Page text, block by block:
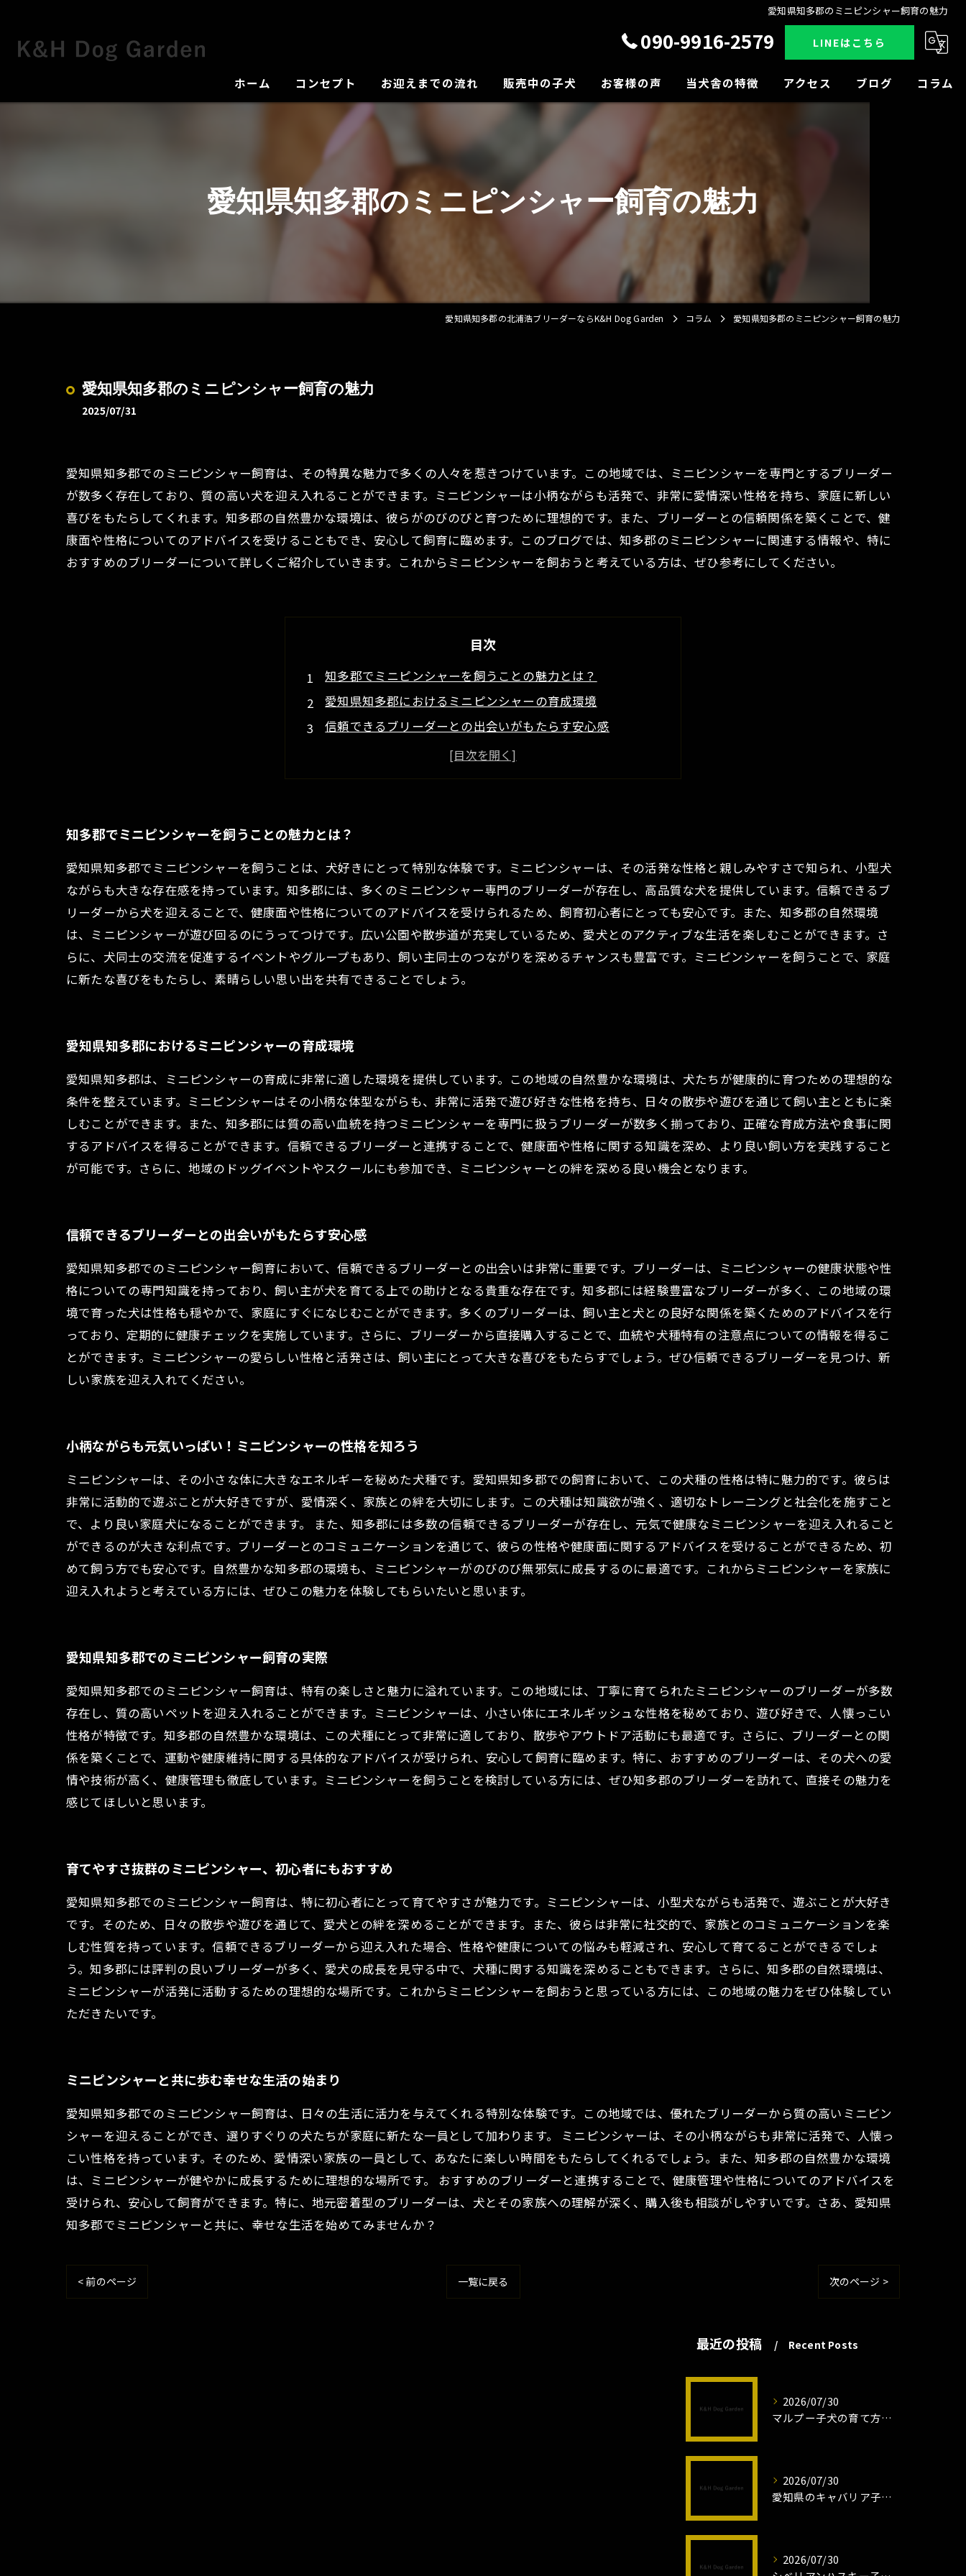
愛知県知多郡のミニピンシャー飼育の魅力
090-9916-2579 LINEはこちら
ホーム コンセプト
犬舎の紹介
お迎えまでの流れ 販売中の子犬 お客様の声 当犬舎の特徴
小型犬
中型犬
大型犬
アクセス ブログ コラム
愛知県知多郡のミニピンシャー飼育の魅力
愛知県知多郡の北浦浩ブリーダーならK&H Dog Garden コラム 愛知県知多郡のミニピンシャー飼育の魅力
愛知県知多郡のミニピンシャー飼育の魅力
2025/07/31
愛知県知多郡でのミニピンシャー飼育は、その特異な魅力で多くの人々を惹きつけています。この地域では、ミニピンシャーを専門とするブリーダー
が数多く存在しており、質の高い犬を迎え入れることができます。ミニピンシャーは小柄ながらも活発で、非常に愛情深い性格を持ち、家庭に新しい
喜びをもたらしてくれます。知多郡の自然豊かな環境は、彼らがのびのびと育つために理想的です。また、ブリーダーとの信頼関係を築くことで、健
康面や性格についてのアドバイスを受けることもでき、安心して飼育に臨めます。このブログでは、知多郡のミニピンシャーに関連する情報や、特に
おすすめのブリーダーについて詳しくご紹介していきます。これからミニピンシャーを飼おうと考えている方は、ぜひ参考にしてください。
目次
知多郡でミニピンシャーを飼うことの魅力とは？
愛知県知多郡におけるミニピンシャーの育成環境
信頼できるブリーダーとの出会いがもたらす安心感
小柄ながらも元気いっぱい！ミニピンシャーの性格を知ろう
ミニピンシャーと共に歩む幸せな生活の始まり
知多郡でミニピンシャーを飼うことの魅力とは？
愛知県知多郡でミニピンシャーを飼うことは、犬好きにとって特別な体験です。ミニピンシャーは、その活発な性格と親しみやすさで知られ、小型犬
ながらも大きな存在感を持っています。知多郡には、多くのミニピンシャー専門のブリーダーが存在し、高品質な犬を提供しています。信頼できるブ
リーダーから犬を迎えることで、健康面や性格についてのアドバイスを受けられるため、飼育初心者にとっても安心です。また、知多郡の自然環境
は、ミニピンシャーが遊び回るのにうってつけです。広い公園や散歩道が充実しているため、愛犬とのアクティブな生活を楽しむことができます。さ
らに、犬同士の交流を促進するイベントやグループもあり、飼い主同士のつながりを深めるチャンスも豊富です。ミニピンシャーを飼うことで、家庭
に新たな喜びをもたらし、素晴らしい思い出を共有できることでしょう。
愛知県知多郡におけるミニピンシャーの育成環境
愛知県知多郡は、ミニピンシャーの育成に非常に適した環境を提供しています。この地域の自然豊かな環境は、犬たちが健康的に育つための理想的な
条件を整えています。ミニピンシャーはその小柄な体型ながらも、非常に活発で遊び好きな性格を持ち、日々の散歩や遊びを通じて飼い主とともに楽
しむことができます。また、知多郡には質の高い血統を持つミニピンシャーを専門に扱うブリーダーが数多く揃っており、正確な育成方法や食事に関
するアドバイスを得ることができます。信頼できるブリーダーと連携することで、健康面や性格に関する知識を深め、より良い飼い方を実践すること
が可能です。さらに、地域のドッグイベントやスクールにも参加でき、ミニピンシャーとの絆を深める良い機会となります。
信頼できるブリーダーとの出会いがもたらす安心感
愛知県知多郡でのミニピンシャー飼育において、信頼できるブリーダーとの出会いは非常に重要です。ブリーダーは、ミニピンシャーの健康状態や性
格についての専門知識を持っており、飼い主が犬を育てる上での助けとなる貴重な存在です。知多郡には経験豊富なブリーダーが多く、この地域の環
境で育った犬は性格も穏やかで、家庭にすぐになじむことができます。多くのブリーダーは、飼い主と犬との良好な関係を築くためのアドバイスを行
っており、定期的に健康チェックを実施しています。さらに、ブリーダーから直接購入することで、血統や犬種特有の注意点についての情報を得るこ
とができます。ミニピンシャーの愛らしい性格と活発さは、飼い主にとって大きな喜びをもたらすでしょう。ぜひ信頼できるブリーダーを見つけ、新
しい家族を迎え入れてください。
小柄ながらも元気いっぱい！ミニピンシャーの性格を知ろう
ミニピンシャーは、その小さな体に大きなエネルギーを秘めた犬種です。愛知県知多郡での飼育において、この犬種の性格は特に魅力的です。彼らは
非常に活動的で遊ぶことが大好きですが、愛情深く、家族との絆を大切にします。この犬種は知識欲が強く、適切なトレーニングと社会化を施すこと
で、より良い家庭犬になることができます。 また、知多郡には多数の信頼できるブリーダーが存在し、元気で健康なミニピンシャーを迎え入れること
ができるのが大きな利点です。ブリーダーとのコミュニケーションを通じて、彼らの性格や健康面に関するアドバイスを受けることができるため、初
めて飼う方でも安心です。自然豊かな知多郡の環境も、ミニピンシャーがのびのび無邪気に成長するのに最適です。これからミニピンシャーを家族に
迎え入れようと考えている方には、ぜひこの魅力を体験してもらいたいと思います。
愛知県知多郡でのミニピンシャー飼育の実際
愛知県知多郡でのミニピンシャー飼育は、特有の楽しさと魅力に溢れています。この地域には、丁寧に育てられたミニピンシャーのブリーダーが多数
存在し、質の高いペットを迎え入れることができます。ミニピンシャーは、小さい体にエネルギッシュな性格を秘めており、遊び好きで、人懐っこい
性格が特徴です。知多郡の自然豊かな環境は、この犬種にとって非常に適しており、散歩やアウトドア活動にも最適です。さらに、ブリーダーとの関
係を築くことで、運動や健康維持に関する具体的なアドバイスが受けられ、安心して飼育に臨めます。特に、おすすめのブリーダーは、その犬への愛
情や技術が高く、健康管理も徹底しています。ミニピンシャーを飼うことを検討している方には、ぜひ知多郡のブリーダーを訪れて、直接その魅力を
感じてほしいと思います。
育てやすさ抜群のミニピンシャー、初心者にもおすすめ
愛知県知多郡でのミニピンシャー飼育は、特に初心者にとって育てやすさが魅力です。ミニピンシャーは、小型犬ながらも活発で、遊ぶことが大好き
です。そのため、日々の散歩や遊びを通じて、愛犬との絆を深めることができます。また、彼らは非常に社交的で、家族とのコミュニケーションを楽
しむ性質を持っています。信頼できるブリーダーから迎え入れた場合、性格や健康についての悩みも軽減され、安心して育てることができるでしょ
う。知多郡には評判の良いブリーダーが多く、愛犬の成長を見守る中で、犬種に関する知識を深めることもできます。さらに、知多郡の自然環境は、
ミニピンシャーが活発に活動するための理想的な場所です。これからミニピンシャーを飼おうと思っている方には、この地域の魅力をぜひ体験してい
ただきたいです。
ミニピンシャーと共に歩む幸せな生活の始まり
愛知県知多郡でのミニピンシャー飼育は、日々の生活に活力を与えてくれる特別な体験です。この地域では、優れたブリーダーから質の高いミニピン
シャーを迎えることができ、選りすぐりの犬たちが家庭に新たな一員として加わります。 ミニピンシャーは、その小柄ながらも非常に活発で、人懐っ
こい性格を持っています。そのため、愛情深い家族の一員として、あなたに楽しい時間をもたらしてくれるでしょう。また、知多郡の自然豊かな環境
は、ミニピンシャーが健やかに成長するために理想的な場所です。 おすすめのブリーダーと連携することで、健康管理や性格についてのアドバイスを
受けられ、安心して飼育ができます。特に、地元密着型のブリーダーは、犬とその家族への理解が深く、購入後も相談がしやすいです。さあ、愛知県
知多郡でミニピンシャーと共に、幸せな生活を始めてみませんか？
< 前のページ 一覧に戻る 次のページ >
最近の投稿 Recent Posts
2026/07/30
マルプー子犬の育て方と魅力解説
2026/07/30
愛知県のキャバリア子犬の魅力秘話
2026/07/30